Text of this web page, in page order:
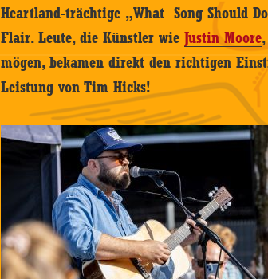
Heartland-trächtige „What Song Should
Flair. Leute, die Künstler wieJustin Moore
mögen, bekamen direkt den richtigen
Leistung von Tim Hicks!